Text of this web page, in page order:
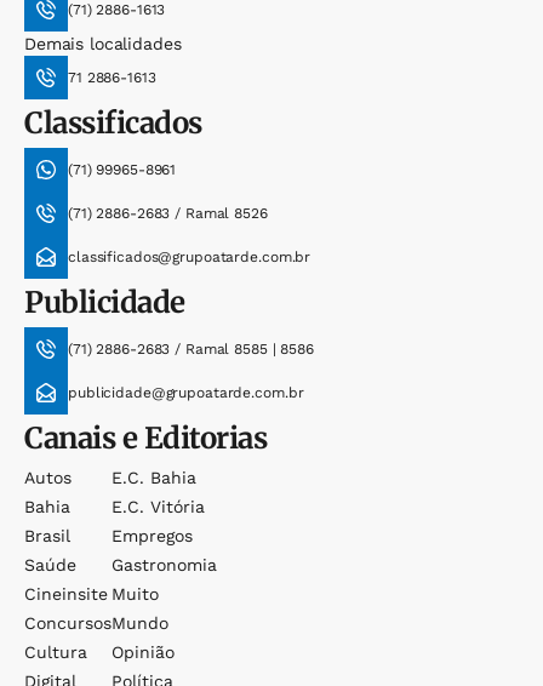
(71) 2886-1613
Demais localidades
71 2886-1613
Classificados
(71) 99965-8961
(71) 2886-2683 / Ramal 8526
classificados@grupoatarde.com.br
Publicidade
(71) 2886-2683 / Ramal 8585 | 8586
publicidade@grupoatarde.com.br
Canais e Editorias
Autos
Bahia
Brasil
Saúde
Cineinsite
Concursos
Cultura
Digital
E.c. Bahia
E.c. Vitória
Empregos
Gastronomia
Muito
Mundo
Opinião
Política